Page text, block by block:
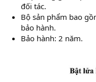
đối tác.
Bộ sản phẩm bao
bảo hành.
Bảo hành: 2 năm.